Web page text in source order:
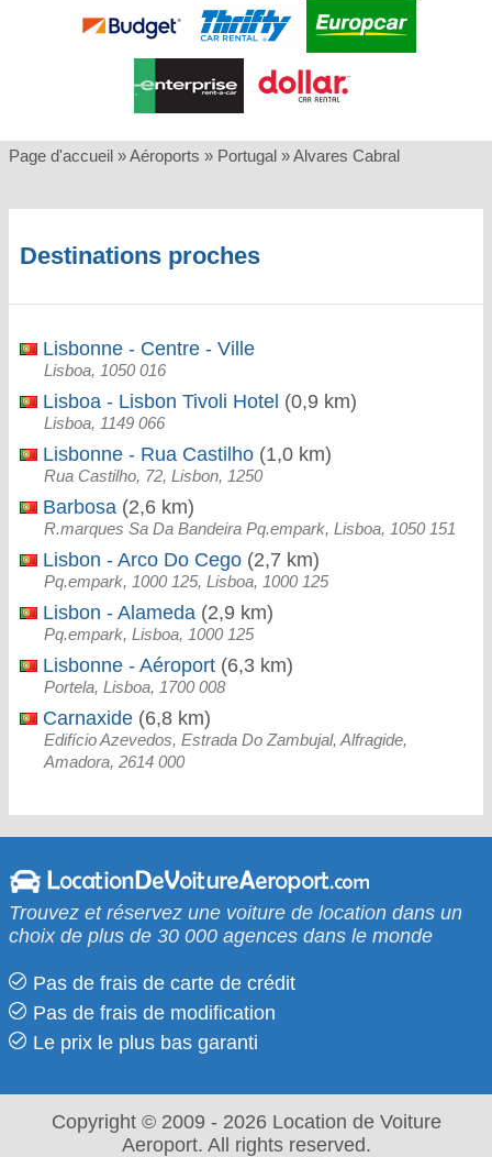
Page d'accueil »Aéroports » Portugal »Alvares Cabral
Destinations proches
Lisbonne - Centre - Ville
Lisboa, 1050 016
Lisboa - Lisbon Tivoli Hotel (0,9 km)
Lisboa, 1149 066
Lisbonne - Rua Castilho (1,0 km)
Rua Castilho, 72, Lisbon, 1250
Barbosa (2,6 km)
R.marques Sa Da Bandeira Pq.empark, Lisboa, 1050 151
Lisbon - Arco Do Cego (2,7 km)
Pq.empark, 1000 125, Lisboa, 1000 125
Lisbon - Alameda (2,9 km)
Pq.empark, Lisboa, 1000 125
Lisbonne - Aéroport (6,3 km)
Portela, Lisboa, 1700 008
Carnaxide (6,8 km)
Edifício Azevedos, Estrada Do Zambujal, Alfragide,
Amadora, 2614 000
Trouvez et réservez une voiture de location dans un
choix de plus de 30 000 agences dans le monde
Pas de frais de carte de crédit
Pas de frais de modification
Le prix le​ plus bas garanti
Copyright © 2009 - 2026 Location de Voiture
Aeroport. All rights reserved.